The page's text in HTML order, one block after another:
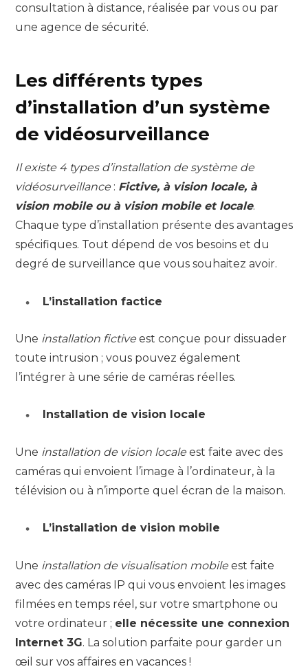
consultation à distance, réalisée par vous ou par
une agence de sécurité.
Les différents types
d’installation d’un système
de vidéosurveillance
Il existe 4 types d’installation de système de
vidéosurveillance : Fictive, à vision locale, à
vision mobile ou à vision mobile et locale.
Chaque type d’installation présente des avantages
spécifiques. Tout dépend de vos besoins et du
degré de surveillance que vous souhaitez avoir.
L’installation factice
Une installation fictive est conçue pour dissuader
toute intrusion ; vous pouvez également
l’intégrer à une série de caméras réelles.
Installation de vision locale
Une installation de vision locale est faite avec des
caméras qui envoient l’image à l’ordinateur, à la
télévision ou à n’importe quel écran de la maison.
L’installation de vision mobile
Une installation de visualisation mobile est faite
avec des caméras IP qui vous envoient les images
filmées en temps réel, sur votre smartphone ou
votre ordinateur ; elle nécessite une connexion
Internet 3G. La solution parfaite pour garder un
œil sur vos affaires en vacances !